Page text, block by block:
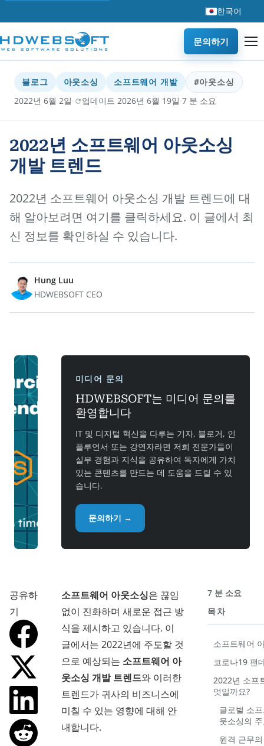
한국어
문의하기
블로그 아웃소싱 소프트웨어 개발
#아웃소싱
2022년 6월 2일· 업데이트 2026년 6월 19일·7 분 소요
2022년 소프트웨어 아웃소싱
개발 트렌드
2022년 소프트웨어 아웃소싱 개발 트렌드에 대
해 알아보려면 여기를 클릭하세요. 이 글에서 최
신 정보를 확인하실 수 있습니다.
Hung Luu
HDWEBSOFT CEO
미디어 문의
HDWEBSOFT는 미디어 문의를
환영합니다
IT 및 디지털 혁신을 다루는 기자, 블로거, 인
플루언서 또는 강연자라면 저희 전문가들이
실무 경험과 지식을 공유하여 독자에게 가치
있는 콘텐츠를 만드는 데 도움을 드릴 수 있
습니다.
문의하기 →
공유하
기
소프트웨어 아웃소싱은 끊임
없이 진화하며 새로운 접근 방
식을 제시하고 있습니다. 이
글에서는 2022년에 주도할 것
으로 예상되는 소프트웨어 아
웃소싱 개발 트렌드와 이러한
트렌드가 귀사의 비즈니스에
미칠 수 있는 영향에 대해 안
내합니다.
7 분 소요
목차
소프트웨어
코로나19 팬
2022년 소프
엇일까요?
글로벌 소
웃소싱의
원격 근무